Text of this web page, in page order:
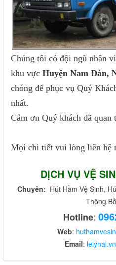
Chúng tôi có đội ngũ nhân
khu vực Huyện Nam Đàn,
chóng để phục vụ Quý
nhất.
Cảm ơn Quý khách đã quan
Mọi chi tiết vui lòng liên hệ
DỊCH VỤ VỆ
Chuyên: Hút Hầm Vệ Sinh,
Thông
Hotline:
Web:
Email: